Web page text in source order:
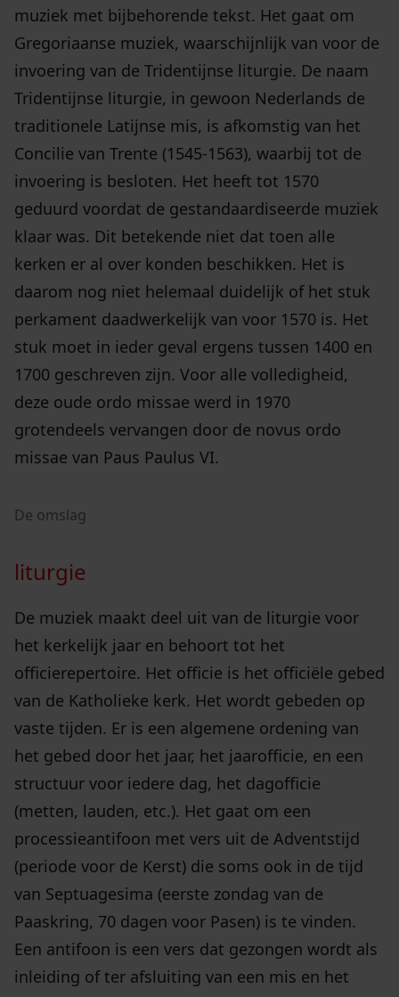
muziek met bijbehorende tekst. Het gaat om
Gregoriaanse muziek, waarschijnlijk van voor de
invoering van de Tridentijnse liturgie. De naam
Tridentijnse liturgie, in gewoon Nederlands de
traditionele Latijnse mis, is afkomstig van het
Concilie van Trente (1545-1563), waarbij tot de
invoering is besloten. Het heeft tot 1570
geduurd voordat de gestandaardiseerde muziek
klaar was. Dit betekende niet dat toen alle
kerken er al over konden beschikken. Het is
daarom nog niet helemaal duidelijk of het stuk
perkament daadwerkelijk van voor 1570 is. Het
stuk moet in ieder geval ergens tussen 1400 en
1700 geschreven zijn. Voor alle volledigheid,
deze oude ordo missae werd in 1970
grotendeels vervangen door de novus ordo
missae van Paus Paulus VI.
De omslag
liturgie
De muziek maakt deel uit van de liturgie voor
het kerkelijk jaar en behoort tot het
officierepertoire. Het officie is het officiële gebed
van de Katholieke kerk. Het wordt gebeden op
vaste tijden. Er is een algemene ordening van
het gebed door het jaar, het jaarofficie, en een
structuur voor iedere dag, het dagofficie
(metten, lauden, etc.). Het gaat om een
processieantifoon met vers uit de Adventstijd
(periode voor de Kerst) die soms ook in de tijd
van Septuagesima (eerste zondag van de
Paaskring, 70 dagen voor Pasen) is te vinden.
Een antifoon is een vers dat gezongen wordt als
inleiding of ter afsluiting van een mis en het